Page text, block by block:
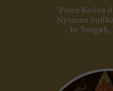
Putra Kedua
Nyoman
Br